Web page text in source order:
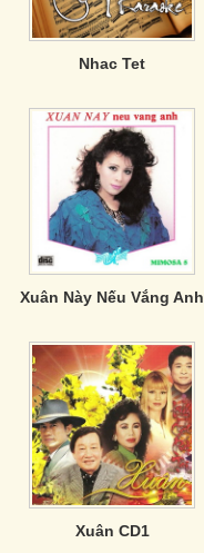
Nhac Tet
Xuân Này Nếu Vắng Anh
Xuân CD1